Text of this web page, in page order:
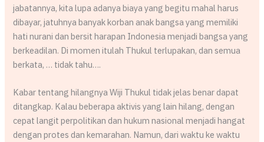
jabatannya, kita lupa adanya biaya yang begitu mahal harus
dibayar, jatuhnya banyak korban anak bangsa yang memiliki
hati nurani dan bersit harapan Indonesia menjadi bangsa yang
berkeadilan. Di momen itulah Thukul terlupakan, dan semua
berkata, … tidak tahu….
Kabar tentang hilangnya Wiji Thukul tidak jelas benar dapat
ditangkap. Kalau beberapa aktivis yang lain hilang, dengan
cepat langit perpolitikan dan hukum nasional menjadi hangat
dengan protes dan kemarahan. Namun, dari waktu ke waktu